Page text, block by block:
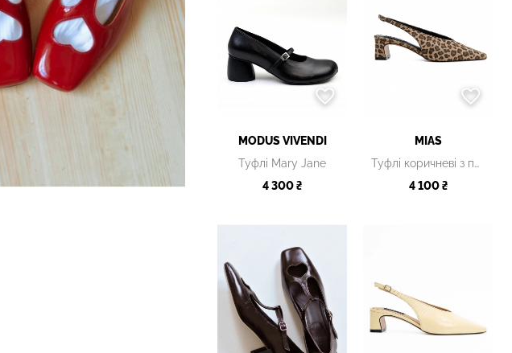
MODUS VIVENDI
Туфлі Mary Jane
4 300 ₴
MIAS
Туфлі коричневі з принтом
4 100 ₴